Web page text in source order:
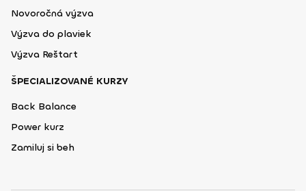
Novoročná výzva
Výzva do plaviek
Výzva Reštart
ŠPECIALIZOVANÉ KURZY
Back Balance
Power kurz
Zamiluj si beh